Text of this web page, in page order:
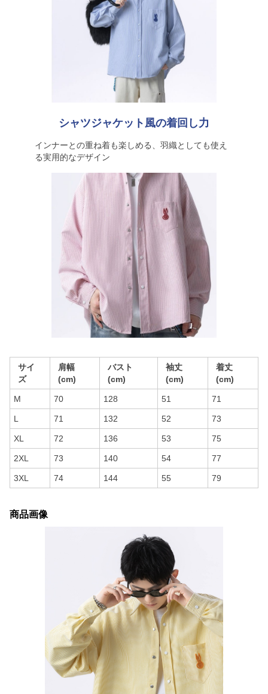
シャツジャケット風の着回し力
インナーとの重ね着も楽しめる、羽織としても使え
る実用的なデザイン
サイ
ズ
肩幅
(cm)
バスト
(cm)
袖丈
(cm)
着丈
(cm)
M 70 128 51 71
L 71 132 52 73
XL 72 136 53 75
2XL 73 140 54 77
3XL 74 144 55 79
商品画像